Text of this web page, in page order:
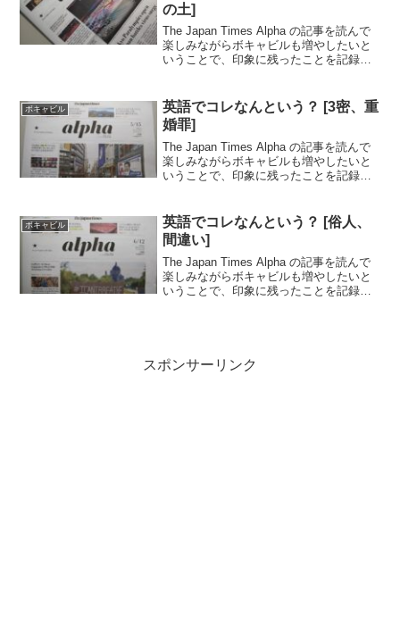
の土]
The Japan Times Alpha の記事を読んで
楽しみながらボキャビルも増やしたいと
いうことで、印象に残ったことを記録し
シキヘビが現れたお話。....
ボキャビル
英語でコレなんという？ [3密、重
婚罪]
The Japan Times Alpha の記事を読んで
楽しみながらボキャビルも増やしたいと
いうことで、印象に残ったことを記録し
ロットが撮影したもので公式に3本リ...
ボキャビル
英語でコレなんという？ [俗人、
間違い]
The Japan Times Alpha の記事を読んで
楽しみながらボキャビルも増やしたいと
いうことで、印象に残ったことを記録し
スポンサーリンク